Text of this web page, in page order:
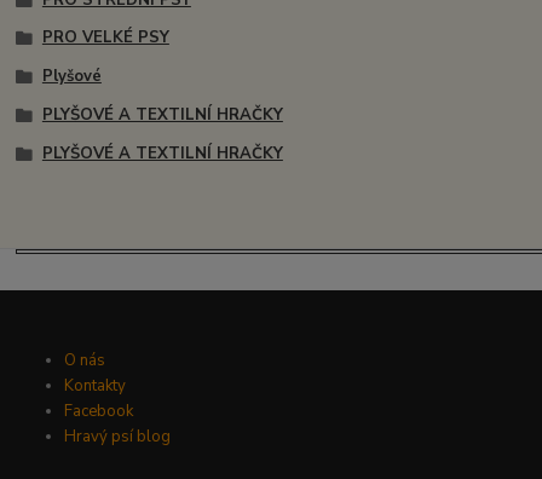
PRO VELKÉ PSY
Plyšové
PLYŠOVÉ A TEXTILNÍ HRAČKY
PLYŠOVÉ A TEXTILNÍ HRAČKY
O nás
Kontakty
Facebook
Hravý psí blog